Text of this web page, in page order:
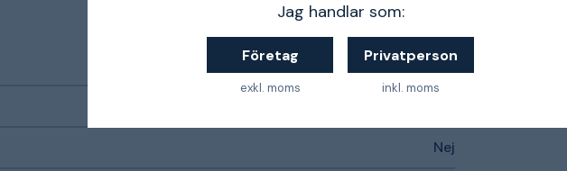
Jag handlar som:
Företag
exkl. moms
Privatperson
inkl. moms
Hellberg Secure
Nej